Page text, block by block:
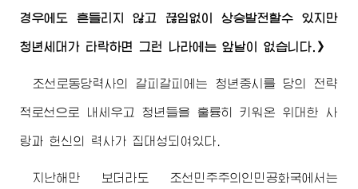
경우에도 흔들리지 않고 끊임없이 상승발전할수 있지만
청년세대가 타락하면 그런 나라에는 앞날이 없습니다.》
조선로동당력사의 갈피갈피에는 청년중시를 당의 전략
적로선으로 내세우고 청년들을 훌륭히 키워온위대한 사
랑과 헌신의 력사가 집대성되여있다.
지난해만 보더라도 조선민주주의인민공화국에서는